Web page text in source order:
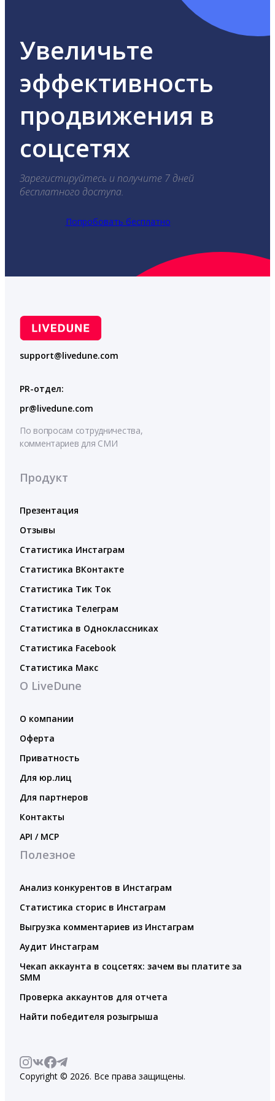
Увеличьте
эффективность
продвижения в
соцсетях
Зарегистируйтесь и получите 7 дней
бесплатного доступа.
Попробовать бесплатно
support@livedune.com
PR-отдел:
pr@livedune.com
По вопросам сотрудничества,
комментариев для СМИ
Продукт
Презентация
Отзывы
Статистика Инстаграм
Статистика ВКонтакте
Статистика Тик Ток
Статистика Телеграм
Статистика в Одноклассниках
Статистика Facebook
Статистика Макс
О LiveDune
О компании
Оферта
Приватность
Для юр.лиц
Для партнеров
Контакты
API / MCP
Полезное
Анализ конкурентов в Инстаграм
Статистика сторис в Инстаграм
Выгрузка комментариев из Инстаграм
Аудит Инстаграм
Чекап аккаунта в соцсетях: зачем вы платите за
SMM
Проверка аккаунтов для отчета
Найти победителя розыгрыша
Copyright © 2026. Все права защищены.